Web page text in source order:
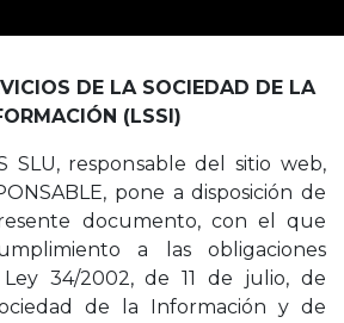
DE LA SOCIEDAD DE LA
(LSSI)
SLU, responsable del sitio web,
pone a disposición de
documento, con el que
a las obligaciones
34/2002, de 11 de julio, de
de la Información y de